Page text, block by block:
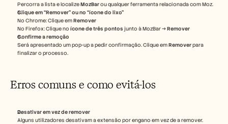
Percorra a lista e localize MozBar ou qualquer ferramenta relacionada com Moz.
Clique em “Remover” ou no “ícone do lixo”
No Chrome: Clique em Remover
No Firefox: Clique no ícone de três pontos junto à MozBar → Remover
Confirme a remoção
Será apresentado um pop-up a pedir confirmação. Clique em Remover para
finalizar o processo.
Erros comuns e como evitá-los
Desativar em vez de remover
Alguns utilizadores desativam a extensão por engano em vez de a remover.